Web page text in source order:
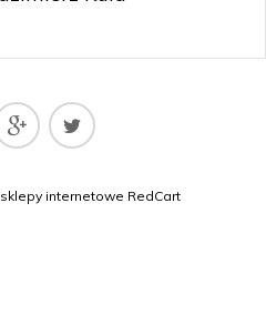
sklepy internetowe RedCart